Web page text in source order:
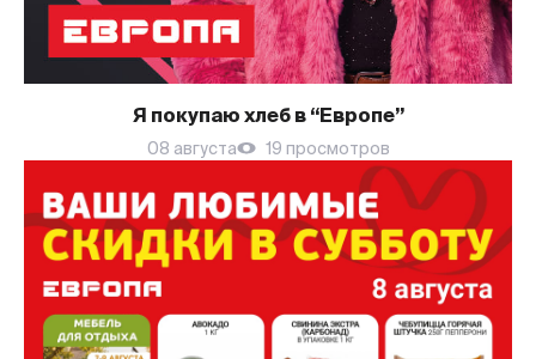
Я покупаю хлеб в “Европе”
08 августа 19 просмотров